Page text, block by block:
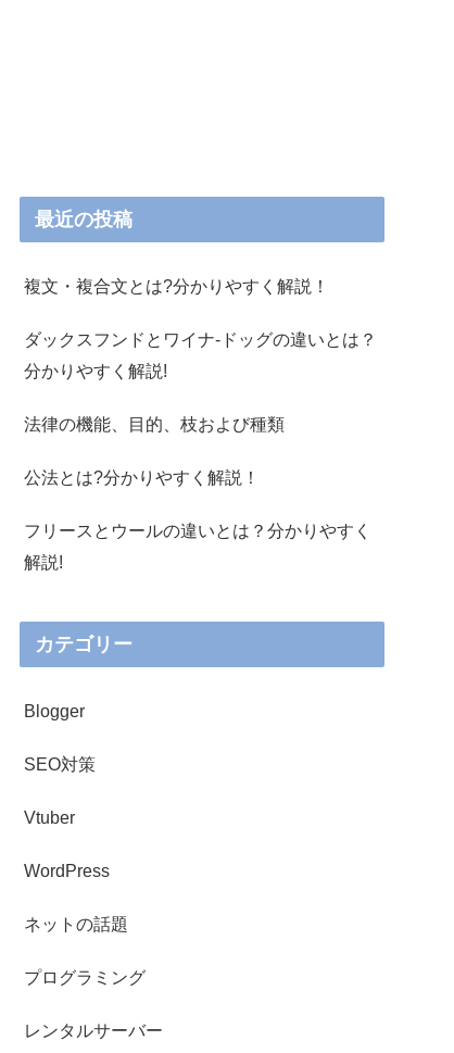
最近の投稿
複文・複合文とは?分かりやすく解説！
ダックスフンドとワイナ-ドッグの違いとは？
分かりやすく解説!
法律の機能、目的、枝および種類
公法とは?分かりやすく解説！
フリースとウールの違いとは？分かりやすく
解説!
カテゴリー
Blogger
SEO対策
Vtuber
WordPress
ネットの話題
プログラミング
レンタルサーバー